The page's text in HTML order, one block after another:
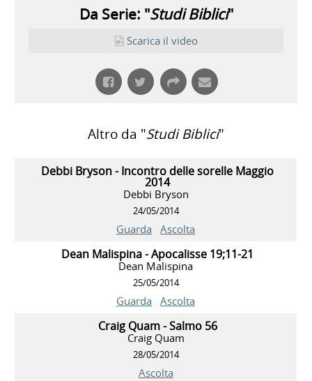
Da Serie: "Studi Biblici"
Scarica il video
Altro da "Studi Biblici"
Debbi Bryson - Incontro delle sorelle Maggio
2014
Debbi Bryson
24/05/2014
Guarda Ascolta
Dean Malispina - Apocalisse 19;11-21
Dean Malispina
25/05/2014
Guarda Ascolta
Craig Quam - Salmo 56
Craig Quam
28/05/2014
Ascolta